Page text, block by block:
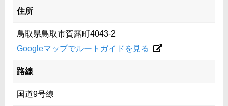
住所
鳥取県鳥取市賀露町4043-2
Googleマップでルートガイドを見る
路線
国道9号線